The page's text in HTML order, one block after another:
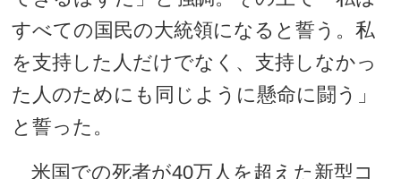
すべての国民の大統領になると誓う。私
を支持した人だけでなく、支持しなかっ
た人のためにも同じように懸命に闘う」
と誓った。
米国での死者が40万人を超えた新型コ